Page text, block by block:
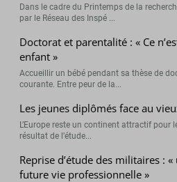
Dans le cadre du Printemps de la
par le Réseau des Inspé ...
Doctorat et parentalité : « Ce
enfant »
Accueillir un bébé pendant sa thèse de
courante. Entre peur de la...
Les jeunes diplômés face au
L’Europe reste un continent attractif pour
résultat de l’étude...
Reprise d’étude des militaires :
future vie professionnelle »